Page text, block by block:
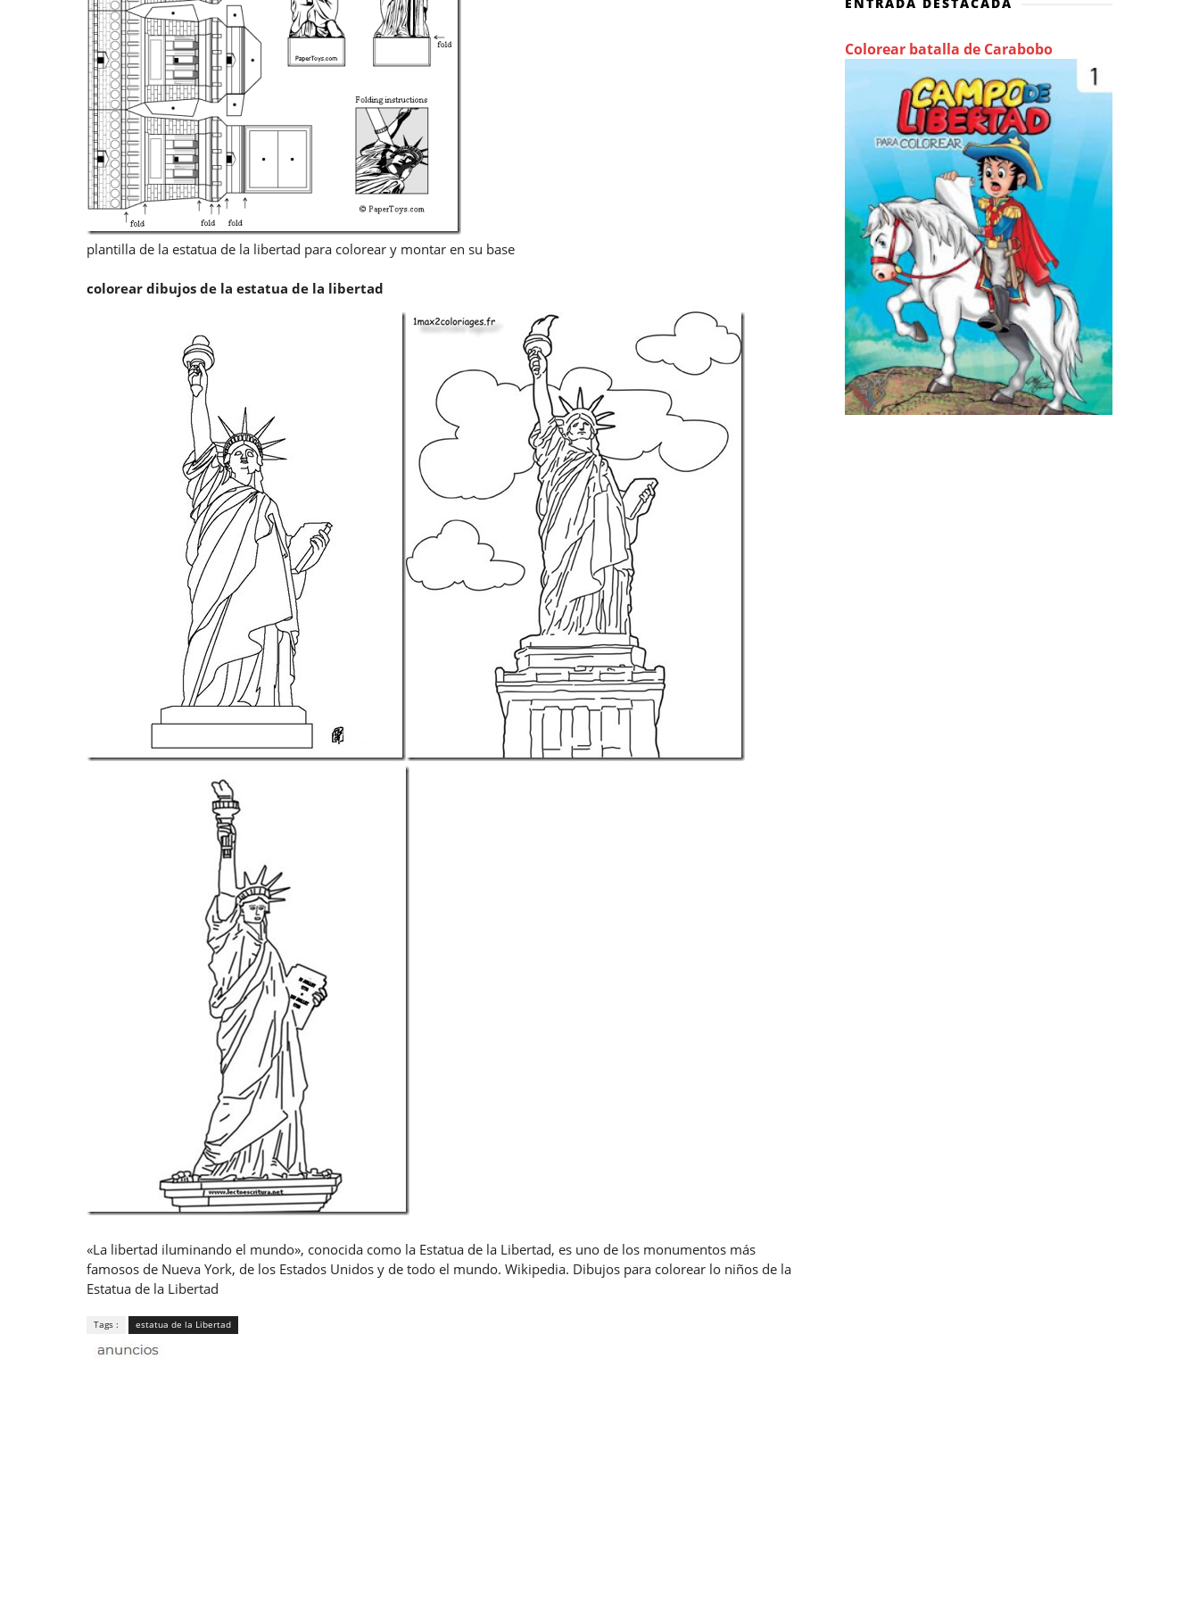
plantilla de la estatua de la libertad para colorear y montar en su base
colorear dibujos de la estatua de la libertad
«La libertad iluminando el mundo», conocida como la Estatua de la Libertad, es uno de los monumentos más
famosos de Nueva York, de los Estados Unidos y de todo el mundo. Wikipedia. Dibujos para colorear lo niños de la
Estatua de la Libertad
Tags : estatua de la Libertad
ENTRADA DESTACADA
Colorear batalla de Carabobo